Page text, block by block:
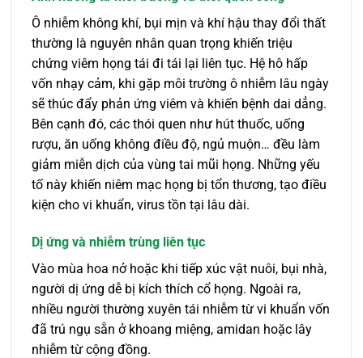
Ô nhiễm không khí, bụi mịn và khí hậu thay đổi thất
thường là nguyên nhân quan trọng khiến triệu
chứng viêm họng tái đi tái lại liên tục. Hệ hô hấp
vốn nhạy cảm, khi gặp môi trường ô nhiễm lâu ngày
sẽ thúc đẩy phản ứng viêm và khiến bệnh dai dẳng.
Bên cạnh đó, các thói quen như hút thuốc, uống
rượu, ăn uống không điều độ, ngủ muộn… đều làm
giảm miễn dịch của vùng tai mũi họng. Những yếu
tố này khiến niêm mạc họng bị tổn thương, tạo điều
kiện cho vi khuẩn, virus tồn tại lâu dài.
Dị ứng và nhiễm trùng liên tục
Vào mùa hoa nở hoặc khi tiếp xúc vật nuôi, bụi nhà,
người dị ứng dễ bị kích thích cổ họng. Ngoài ra,
nhiều người thường xuyên tái nhiễm từ vi khuẩn vốn
đã trú ngụ sẵn ở khoang miệng, amidan hoặc lây
nhiễm từ cộng đồng.